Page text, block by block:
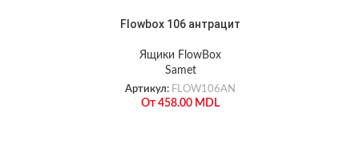
Flowbox 106 антрацит
Ящики FlowBox
Samet
Артикул: FLOW106AN
От 458.00 MDL